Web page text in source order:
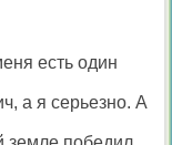
есть один
а я серьезно. А